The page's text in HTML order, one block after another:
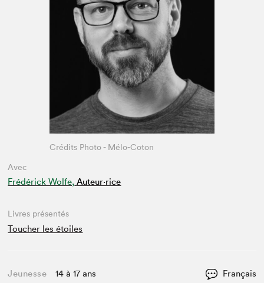
Avec
Frédérick Wolfe, Auteur·rice
Crédits Photo - Mélo-Coton
Livres présentés
Toucher les étoiles
Jeunesse 14 à 17 ans Français